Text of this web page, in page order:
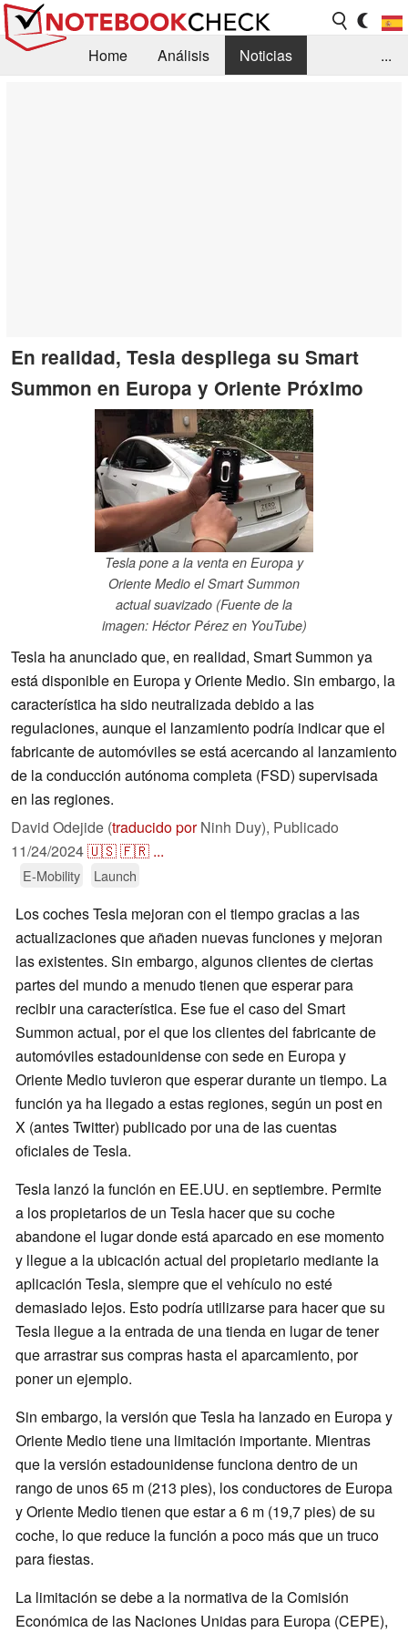
Home Análisis
Noticias
...
En realidad, Tesla despliega su Smart
Summon en Europa y Oriente Próximo
Tesla pone a la venta en Europa y
Oriente Medio el Smart Summon
actual suavizado (Fuente de la
imagen: Héctor Pérez en YouTube)
Tesla ha anunciado que, en realidad, Smart Summon ya
está disponible en Europa y Oriente Medio. Sin embargo, la
característica ha sido neutralizada debido a las
regulaciones, aunque el lanzamiento podría indicar que el
fabricante de automóviles se está acercando al lanzamiento
de la conducción autónoma completa (FSD) supervisada
en las regiones.
David Odejide (traducido porNinh Duy), Publicado
11/24/2024🇺🇸🇫🇷 ...
E-Mobility Launch
Los coches Tesla mejoran con el tiempo gracias a las
actualizaciones que añaden nuevas funciones y mejoran
las existentes. Sin embargo, algunos clientes de ciertas
partes del mundo a menudo tienen que esperar para
recibir una característica. Ese fue el caso del Smart
Summon actual, por el que los clientes del fabricante de
automóviles estadounidense con sede en Europa y
Oriente Medio tuvieron que esperar durante un tiempo. La
función ya ha llegado a estas regiones, según un post en
X (antes Twitter) publicado por una de las cuentas
oficiales de Tesla.
Tesla lanzó la función en EE.UU. en septiembre. Permite
a los propietarios de un Tesla hacer que su coche
abandone el lugar donde está aparcado en ese momento
y llegue a la ubicación actual del propietario mediante la
aplicación Tesla, siempre que el vehículo no esté
demasiado lejos. Esto podría utilizarse para hacer que su
Tesla llegue a la entrada de una tienda en lugar de tener
que arrastrar sus compras hasta el aparcamiento, por
poner un ejemplo.
Sin embargo, la versión que Tesla ha lanzado en Europa y
Oriente Medio tiene una limitación importante. Mientras
que la versión estadounidense funciona dentro de un
rango de unos 65 m (213 pies), los conductores de Europa
y Oriente Medio tienen que estar a 6 m (19,7 pies) de su
coche, lo que reduce la función a poco más que un truco
para fiestas.
La limitación se debe a la normativa de la Comisión
Económica de las Naciones Unidas para Europa (CEPE),